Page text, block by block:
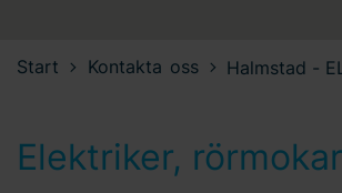
Start Kontakta oss Halmstad -
Elektriker,